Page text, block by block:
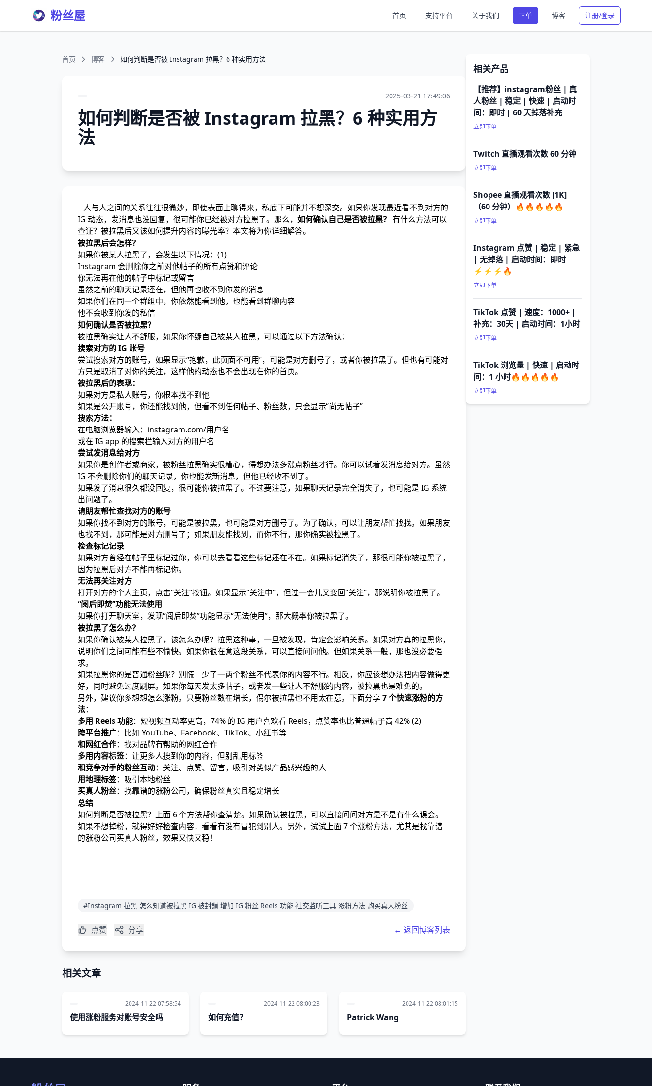
粉丝屋 首页 支持平台 关于我们 下单 博客 注册/登录
首页 博客 如何判断是否被 Instagram 拉黑？6 种实用方法
2025-03-21 17:49:06
如何判断是否被 Instagram 拉黑？6 种实用方
法
人与人之间的关系往往很微妙，即使表面上聊得来，私底下可能并不想深交。如果你发现最近看不到对方的
IG 动态，发消息也没回复，很可能你已经被对方拉黑了。那么， 如何确认自己是否被拉黑？ 有什么方法可以
查证？被拉黑后又该如何提升内容的曝光率？本文将为你详细解答。
被拉黑后会怎样？
如果你被某人拉黑了，会发生以下情况：(1)
Instagram 会删除你之前对他帖子的所有点赞和评论
你无法再在他的帖子中标记或留言
虽然之前的聊天记录还在，但他再也收不到你发的消息
如果你们在同一个群组中，你依然能看到他，也能看到群聊内容
他不会收到你发的私信
如何确认是否被拉黑？
被拉黑确实让人不舒服，如果你怀疑自己被某人拉黑，可以通过以下方法确认：
搜索对方的 IG 账号
尝试搜索对方的账号，如果显示“抱歉，此页面不可用”，可能是对方删号了，或者你被拉黑了。但也有可能对
方只是取消了对你的关注，这样他的动态也不会出现在你的首页。
被拉黑后的表现：
如果对方是私人账号，你根本找不到他
如果是公开账号，你还能找到他，但看不到任何帖子、粉丝数，只会显示“尚无帖子”
搜索方法：
在电脑浏览器输入：instagram.com/用户名
或在 IG app 的搜索栏输入对方的用户名
尝试发消息给对方
如果你是创作者或商家，被粉丝拉黑确实很糟心，得想办法多涨点粉丝才行。你可以试着发消息给对方。虽然
IG 不会删除你们的聊天记录，你也能发新消息，但他已经收不到了。
如果发了消息很久都没回复，很可能你被拉黑了。不过要注意，如果聊天记录完全消失了，也可能是 IG 系统
出问题了。
请朋友帮忙查找对方的账号
如果你找不到对方的账号，可能是被拉黑，也可能是对方删号了。为了确认，可以让朋友帮忙找找。如果朋友
也找不到，那可能是对方删号了；如果朋友能找到，而你不行，那你确实被拉黑了。
检查标记记录
如果对方曾经在帖子里标记过你，你可以去看看这些标记还在不在。如果标记消失了，那很可能你被拉黑了，
因为拉黑后对方不能再标记你。
无法再关注对方
打开对方的个人主页，点击“关注”按钮。如果显示“关注中”，但过一会儿又变回“关注”，那说明你被拉黑了。
“阅后即焚”功能无法使用
如果你打开聊天室，发现“阅后即焚”功能显示“无法使用”，那大概率你被拉黑了。
被拉黑了怎么办？
如果你确认被某人拉黑了，该怎么办呢？拉黑这种事，一旦被发现，肯定会影响关系。如果对方真的拉黑你，
说明你们之间可能有些不愉快。如果你很在意这段关系，可以直接问问他。但如果关系一般，那也没必要强
求。
如果拉黑你的是普通粉丝呢？别慌！少了一两个粉丝不代表你的内容不行。相反，你应该想办法把内容做得更
好，同时避免过度刷屏。如果你每天发太多帖子，或者发一些让人不舒服的内容，被拉黑也是难免的。
另外，建议你多想想怎么涨粉。只要粉丝数在增长，偶尔被拉黑也不用太在意。下面分享7 个快速涨粉的方
法：
多用 Reels 功能：短视频互动率更高，74% 的 IG 用户喜欢看 Reels，点赞率也比普通帖子高 42% (2)
跨平台推广：比如 YouTube、Facebook、TikTok、小红书等
和网红合作：找对品牌有帮助的网红合作
多用内容标签：让更多人搜到你的内容，但别乱用标签
和竞争对手的粉丝互动：关注、点赞、留言，吸引对类似产品感兴趣的人
用地理标签：吸引本地粉丝
买真人粉丝：找靠谱的涨粉公司，确保粉丝真实且稳定增长
总结
如何判断是否被拉黑？上面 6 个方法帮你查清楚。如果确认被拉黑，可以直接问问对方是不是有什么误会。
如果不想掉粉，就得好好检查内容，看看有没有冒犯到别人。另外，试试上面 7 个涨粉方法，尤其是找靠谱
的涨粉公司买真人粉丝，效果又快又稳！
#Instagram 拉黑 怎么知道被拉黑 IG 被封鎖 增加 IG 粉丝 Reels 功能 社交监听工具 涨粉方法 购买真人粉丝
点赞 分享 ← 返回博客列表
相关文章
2024-11-22 07:58:54
使用涨粉服务对账号安全吗
2024-11-22 08:00:23
如何充值？
2024-11-22 08:01:15
Patrick Wang
相关产品
【推荐】instagram粉丝 | 真
人粉丝 | 稳定 | 快速 | 启动时
间：即时 | 60 天掉落补充
立即下单
Twitch 直播观看次数 60 分钟
立即下单
Shopee 直播观看次数 [1K]
（60 分钟）🔥🔥🔥🔥🔥
立即下单
Instagram 点赞 | 稳定 | 紧急
| 无掉落 | 启动时间：即时
⚡⚡⚡🔥
立即下单
TikTok 点赞 | 速度：1000+ |
补充：30天 | 启动时间：1小时
立即下单
TikTok 浏览量 | 快速 | 启动时
间：1 小时🔥🔥🔥🔥🔥
立即下单